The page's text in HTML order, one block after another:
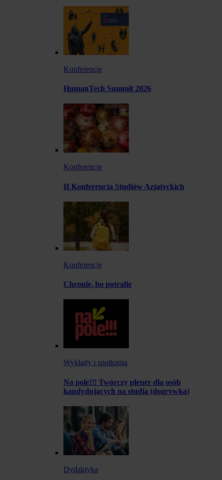
Konferencje
HumanTech Summit 2026
Konferencje
II Konferencja Studiów Azjatyckich
Konferencje
Chronię, bo potrafię
Wykłady i spotkania
Na pole!!! Twórczy plener dla osób
kandydujących na studia (dogrywka)
Dydaktyka